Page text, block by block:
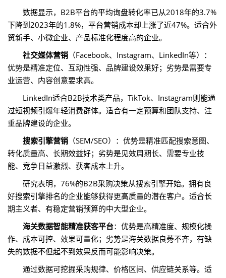
数据显示，B2B平台的平均询盘转化率已从2018年的3.7%
下降到2023年的1.8%，平台营销成本却上涨了近47%。适合外
贸新手、小微企业、产品标准化程度高的企业。
社交媒体营销 （Facebook、Instagram、LinkedIn等）：
优势是精准定位、互动性强、品牌建设效果好；劣势是需要专
业运营、内容创意要求高。
LinkedIn适合B2B技术类产品，TikTok、Instagram则能通
过短视频引爆年轻消费群体。适合有一定预算和团队支持、注
重品牌建设的企业。
搜索引擎营销 （SEM/SEO）：优势是精准匹配搜索意图、
转化质量高、长期效益好；劣势是见效周期长、需要专业技
能、竞争日益激烈、获客成本上升。
研究表明，76%的B2B采购决策从搜索引擎开始。拥有良
好搜索引擎排名的企业能够获得更高质量的潜在客户。适合长
期主义者、有稳定营销预算的中大型企业。
海关数据智能精准获客平台：优势是高精准度、规模化操
作、成本可控、效果可量化；劣势是海关数据良莠不齐，有缺
失的数据不但起不到效果反而可能影响决策。
通过数据可挖掘采购规律、价格区间、供应链关系等。适